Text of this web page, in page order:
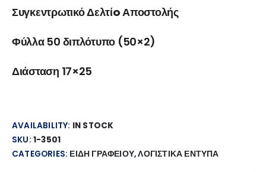
Συγκεντρωτικό Δελτίo Αποστολής
Φύλλα 50 διπλότυπο (50×2)
Διάσταση 17×25
AVAILABILITY: IN STOCK
SKU: 1-3501
CATEGORIES: ΕΙΔΗ ΓΡΑΦΕΙΟΥ,ΛΟΓΙΣΤΙΚΑ ΕΝΤΥΠΑ